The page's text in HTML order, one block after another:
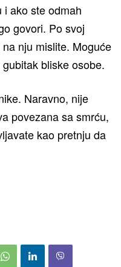
i ako ste odmah
govori. Po svoj
nju mislite. Moguće
bliske osobe.
Naravno, nije
povezana sa smrću,
kao pretnju da